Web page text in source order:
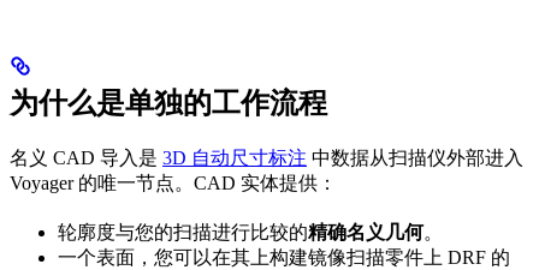
为什么是单独的工作流程
名义 CAD 导入是 3D 自动尺寸标注 中数据从扫描仪外部进入
Voyager 的唯一节点。CAD 实体提供：
轮廓度与您的扫描进行比较的精确名义几何。
一个表面，您可以在其上构建镜像扫描零件上 DRF 的